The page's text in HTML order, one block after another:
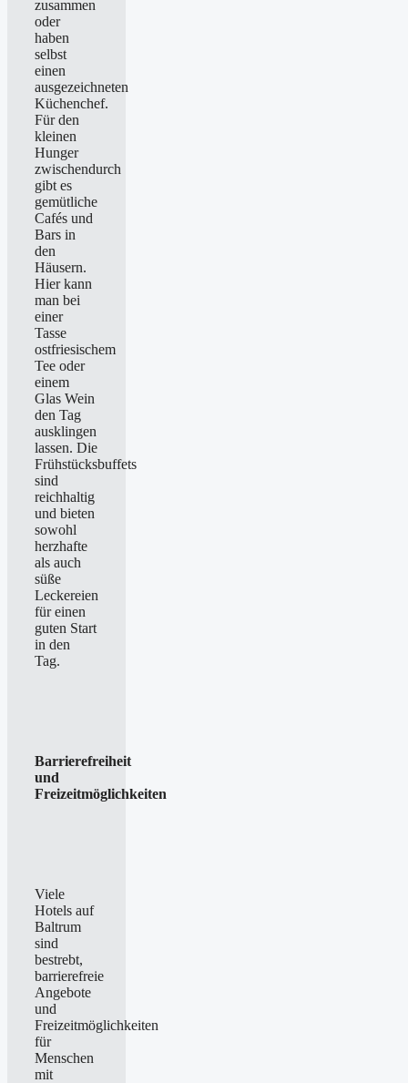
zusammen
oder
haben
selbst
einen
ausgezeichneten
Küchenchef.
Für den
kleinen
Hunger
zwischendurch
gibt es
gemütliche
Cafés und
Bars in
den
Häusern.
Hier kann
man bei
einer
Tasse
ostfriesischem
Tee oder
einem
Glas Wein
den Tag
ausklingen
lassen. Die
Frühstücksbuffets
sind
reichhaltig
und bieten
sowohl
herzhafte
als auch
süße
Leckereien
für einen
guten Start
in den
Tag.
Barrierefreiheit
und
Freizeitmöglichkeiten
Viele
Hotels auf
Baltrum
sind
bestrebt,
barrierefreie
Angebote
und
Freizeitmöglichkeiten
für
Menschen
mit